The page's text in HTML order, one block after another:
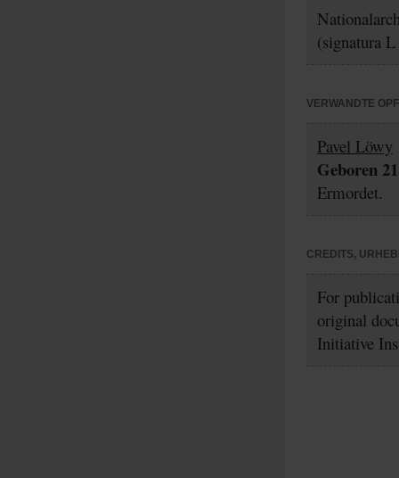
(signatura
VERWANDTE
Pavel Löwy
Geboren
Ermordet.
CREDITS,
For
original
Initiative